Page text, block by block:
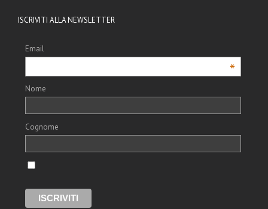
ISCRIVITI ALLA NEWSLETTER
Email
*
Nome
Cognome